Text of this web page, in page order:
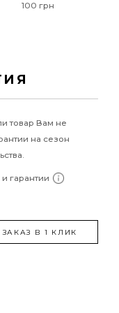
100 грн
товар Вам не
на сезон
гарантии
ЗАКАЗ В 1 КЛИК